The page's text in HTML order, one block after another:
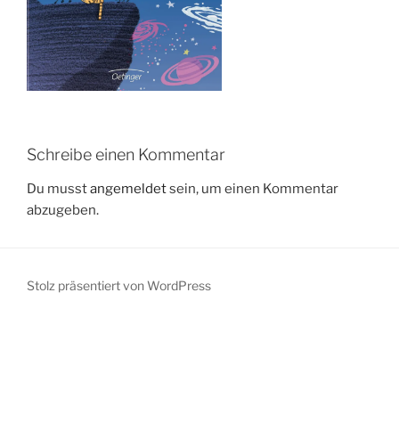
Schreibe einen Kommentar
Du musstangemeldetsein, um einen Kommentar
abzugeben.
Stolz präsentiert von WordPress